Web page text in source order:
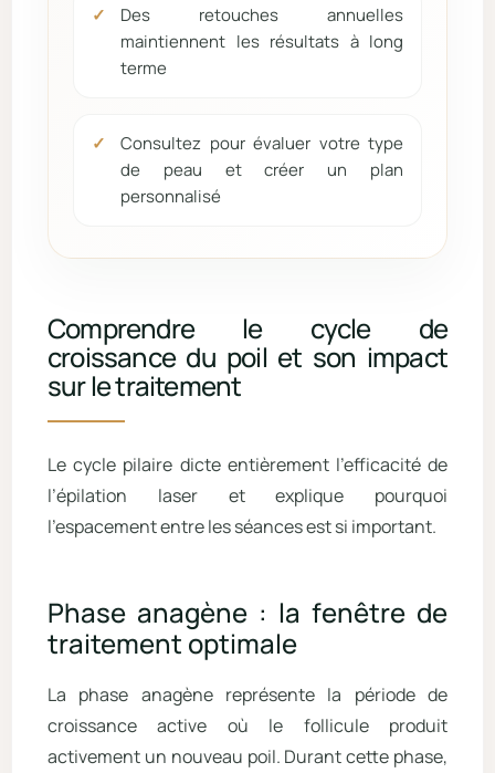
Des retouches annuelles
maintiennent les résultats à long
terme
Consultez pour évaluer votre type
de peau et créer un plan
personnalisé
Comprendre le cycle de
croissance du poil et son impact
sur le traitement
Le cycle pilaire dicte entièrement l’efficacité de
l’épilation laser et explique pourquoi
l’espacement entre les séances est si important.
Phase anagène : la fenêtre de
traitement optimale
La phase anagène représente la période de
croissance active où le follicule produit
activement un nouveau poil. Durant cette phase,